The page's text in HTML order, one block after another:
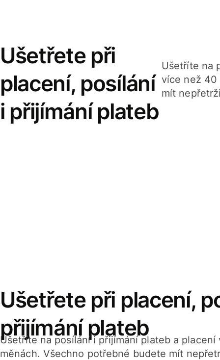
Ušetřete při
placení, posílání
i přijímání plateb
Ušetříte na
více než 40
mít
Ušetřete při placení,
přijímání plateb
Ušetříte na posílání i přijímání plateb a
měnách. Všechno potřebné budete mít